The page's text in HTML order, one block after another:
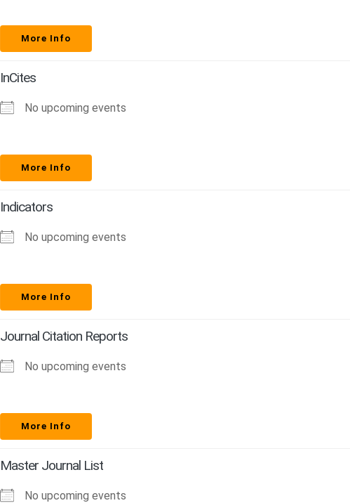
More Info
InCites
No upcoming events
More Info
Indicators
No upcoming events
More Info
Journal Citation Reports
No upcoming events
More Info
Master Journal List
No upcoming events